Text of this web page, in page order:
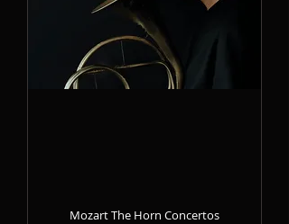
Mozart The Horn Concertos